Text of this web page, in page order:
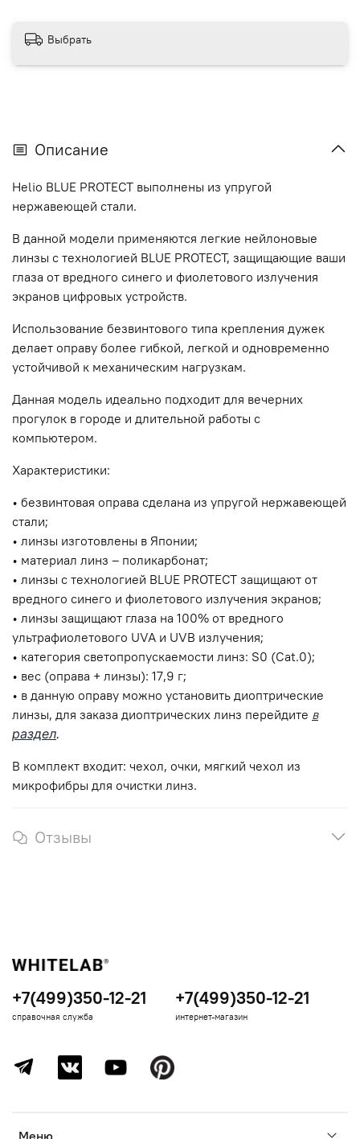
Выбрать
Описание
Helio BLUE PROTECT выполнены из упругой
нержавеющей стали.
В данной модели применяются легкие нейлоновые
линзы с технологией BLUE PROTECT, защищающие ваши
глаза от вредного синего и фиолетового излучения
экранов цифровых устройств.
Использование безвинтового типа крепления дужек
делает оправу более гибкой, легкой и одновременно
устойчивой к механическим нагрузкам.
Данная модель идеально подходит для вечерних
прогулок в городе и длительной работы с
компьютером.
Характеристики:
• безвинтовая оправа сделана из упругой нержавеющей
стали;
• линзы изготовлены в Японии;
• материал линз – поликарбонат;
• линзы с технологией BLUE PROTECT защищают от
вредного синего и фиолетового излучения экранов;
• линзы защищают глаза на 100% от вредного
ультрафиолетового UVA и UVB излучения;
• категория светопропускаемости линз: S0 (Cat.0);
• вес (оправа + линзы): 17,9 г;
• в данную оправу можно установить диоптрические
линзы, для заказа диоптрических линз перейдите в
раздел.
В комплект входит: чехол, очки, мягкий чехол из
микрофибры для очистки линз.
Отзывы
+7(499)350-12-21
справочная служба
+7(499)350-12-21
интернет-магазин